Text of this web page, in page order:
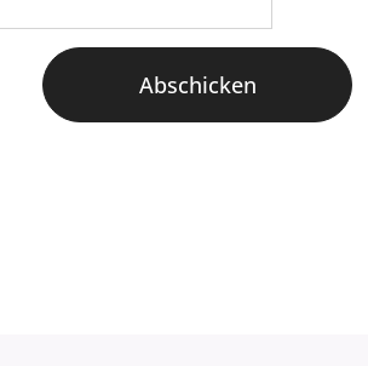
Abschicken